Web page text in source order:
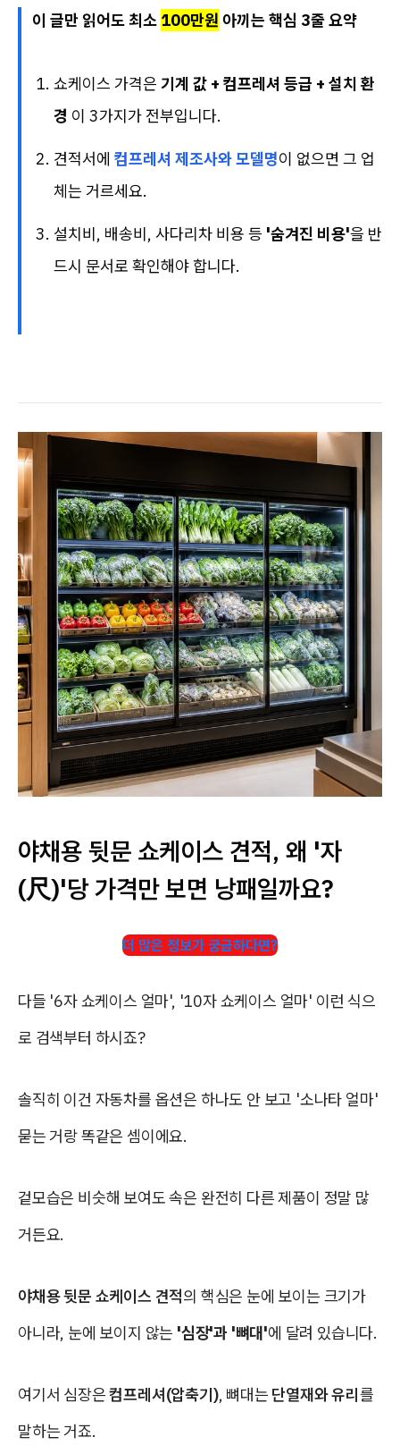
이 글만 읽어도 최소 100만원 아끼는 핵심 3줄 요약
쇼케이스 가격은 기계 값 + 컴프레셔 등급 + 설치 환
경 이 3가지가 전부입니다.
견적서에 컴프레셔 제조사와 모델명이 없으면 그 업
체는 거르세요.
설치비, 배송비, 사다리차 비용 등 '숨겨진 비용'을 반
드시 문서로 확인해야 합니다.
야채용 뒷문 쇼케이스 견적, 왜 '자
(尺)'당 가격만 보면 낭패일까요?
더 많은 정보가 궁금하다면?
다들 '6자 쇼케이스 얼마', '10자 쇼케이스 얼마' 이런 식으
로 검색부터 하시죠?
솔직히 이건 자동차를 옵션은 하나도 안 보고 '소나타 얼마'
묻는 거랑 똑같은 셈이에요.
겉모습은 비슷해 보여도 속은 완전히 다른 제품이 정말 많
거든요.
야채용 뒷문 쇼케이스 견적의 핵심은 눈에 보이는 크기가
아니라, 눈에 보이지 않는 '심장'과 '뼈대'에 달려 있습니다.
여기서 심장은컴프레셔(압축기), 뼈대는 단열재와 유리를
말하는 거죠.